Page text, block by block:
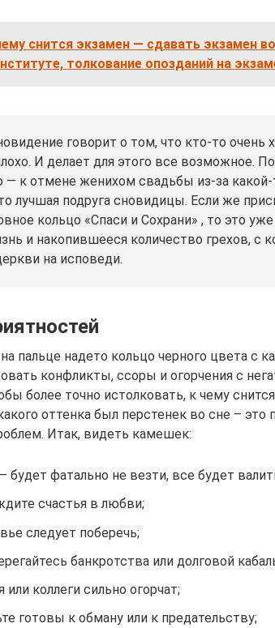
снится экзамен — сдавать экзамен
толкование опозданий на
говорит о том, что кто-то очень
И делает для этого все возможное.
— к отмене женихом свадьбы из-за
лучшая подруга сновидицы. Если же
кольцо «Спаси и Сохрани» , то это
и накопившееся количество грехов, с
на исповеди.
пальце надето кольцо черного цвета с
конфликты, ссоры и огорчения с
более точно истолковать, к чему
оттенка был перстенек во сне – это
Итак, видеть камешек:
будет фатально не везти, все будет
счастья в любви;
следует поберечь;
банкротства или долговой
или коллеги сильно огорчат;
готовы к обману или к предательству;